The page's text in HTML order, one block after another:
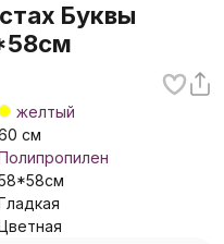
Буквы
желтый
см